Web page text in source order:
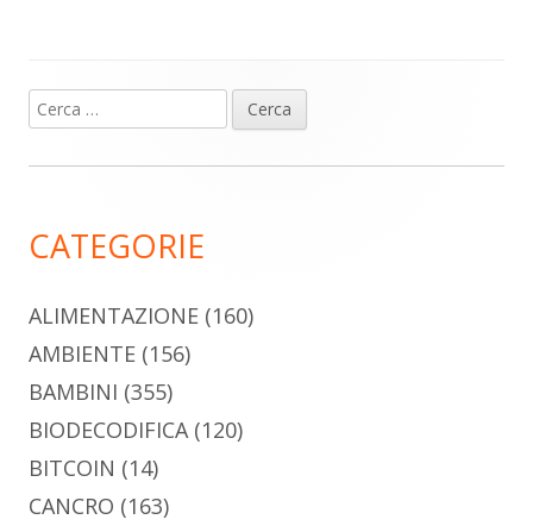
Barra
laterale
Ricerca
per:
CATEGORIE
ALIMENTAZIONE (160)
AMBIENTE (156)
BAMBINI (355)
BIODECODIFICA(120)
BITCOIN (14)
CANCRO (163)